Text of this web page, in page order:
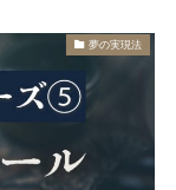
夢の実現法